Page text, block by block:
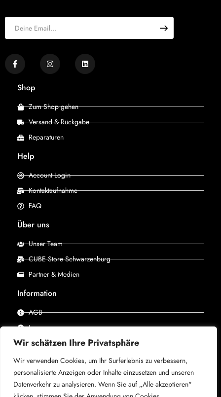
Wir schätzen Ihre Privatsphäre
Wir verwenden Cookies, um Ihr Surferlebnis zu verbessern,
personalisierte Anzeigen oder Inhalte einzusetzen und unseren
Datenverkehr zu analysieren. Wenn Sie auf „Alle akzeptieren"
Shop
Zum Shop gehen
Versand & Rückgabe
Reparaturen
Help
Account Login
Kontaktaufnahme
FAQ
Über uns
Unser Team
CUBE Store Schwarzenburg
Partner & Medien
Information
AGB
Impressum
Datenschutz
© 2025 –CUBE Store Schwarzenburg, powered by X-
Bike– Alle Rechte vorbehalten.